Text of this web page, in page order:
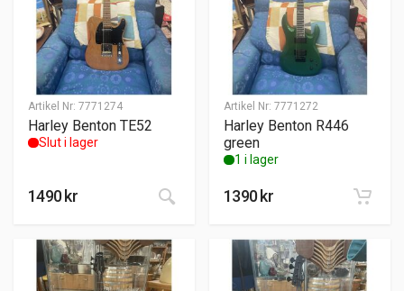
Artikel Nr: 7771274
Harley Benton TE52
Slut i lager
1490 kr
Artikel Nr: 7771272
Harley Benton R446
green
1 i lager
1390 kr